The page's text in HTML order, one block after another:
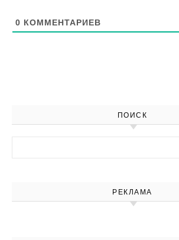
0 КОММЕНТАРИЕВ
ПОИСК
РЕКЛАМА